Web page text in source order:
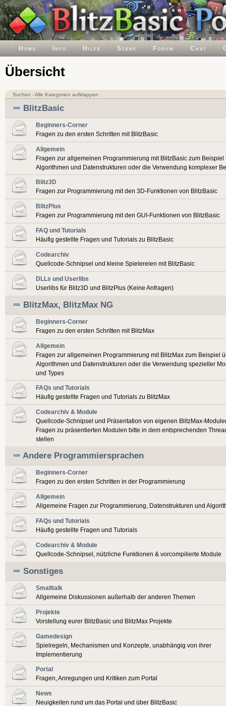
Home Info Hilfe Szene Forum Chat
Übersicht
Suchen -Alle Kategorien aufklappen
BlitzBasic
Beginners-Corner
Fragen zu den ersten Schritten mit BlitzBasic
Allgemein
Fragen zur allgemeinen Programmierung mit BlitzBasic zum Beispiel
Algorithmen und Datenstrukturen oder die Verwendung komplexer
Blitz3D
Fragen zur Programmierung mit den 3D-Funktionen von BlitzBasic
BlitzPlus
Fragen zur Programmierung mit den GUI-Funktionen von BlitzBasic
FAQ und Tutorials
Häufig gestellte Fragen und Tutorials zu BlitzBasic
Codearchiv
Quellcode-Schnipsel und kleine Spielereien mit BlitzBasic
DLLs und Userlibs
Userlibs für Blitz3D und BlitzPlus (Keine Anfragen)
BlitzMax, BlitzMax NG
Beginners-Corner
Fragen zu den ersten Schritten mit BlitzMax
Allgemein
Fragen zur allgemeinen Programmierung mit BlitzMax zum Beispiel
Algorithmen und Datenstrukturen oder die Verwendung spezieller
und Types
FAQs und Tutorials
Häufig gestellte Fragen und Tutorials zu BlitzMax
Codearchiv & Module
Quellcode-Schnipsel und Präsentation von eigenen BlitzMax-
Fragen zu präsentierten Modulen bitte in dem entsprechenden
stellen
Andere Programmiersprachen
Beginners-Corner
Fragen zu den ersten Schritten in der Programmierung
Allgemein
Allgemeine Fragen zur Programmierung, Datenstrukturen und
FAQs und Tutorials
Häufig gestellte Fragen und Tutorials
Codearchiv & Module
Quellcode-Schnipsel, nützliche Funktionen & vorcompilierte Module
Sonstiges
Smalltalk
Allgemeine Diskussionen außerhalb der anderen Themen
Projekte
Vorstellung eurer BlitzBasic und BlitzMax Projekte
Gamedesign
Spielregeln, Mechanismen und Konzepte, unabhängig von ihrer
Implementierung
Portal
Fragen, Anregungen und Kritiken zum Portal
News
Neuigkeiten rund um das Portal und über BlitzBasic